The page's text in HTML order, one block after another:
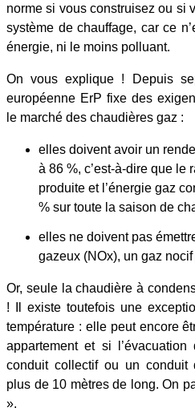
norme si vous construisez ou si
système de chauffage, car ce
énergie, ni le moins polluant.
On vous explique ! Depuis
européenne ErP fixe des
le marché des chaudières gaz :
elles doivent avoir un
à 86 %, c’est-à-dire que le
produite et l’énergie gaz
% sur toute la saison de
elles ne doivent pas
gazeux (NOx), un gaz
Or, seule la chaudière à
! Il existe toutefois une
température : elle peut encore
appartement et si
conduit collectif ou un conduit
plus de 10 mètres de long. On
».